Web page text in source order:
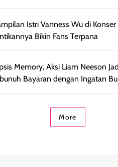
Istri Vanness Wu di Konser
Bikin Fans Terpana
Memory, Aksi Liam Neeson
Bayaran dengan Ingatan
More